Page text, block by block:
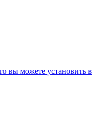
можете установить в